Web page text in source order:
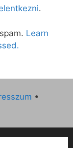
.
Learn
•